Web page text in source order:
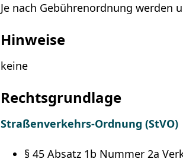
Je nach Gebührenordnung werden
Hinweise
keine
Rechtsgrundlage
Straßenverkehrs-Ordnung (StVO)
§ 45 Absatz 1b Nummer 2a